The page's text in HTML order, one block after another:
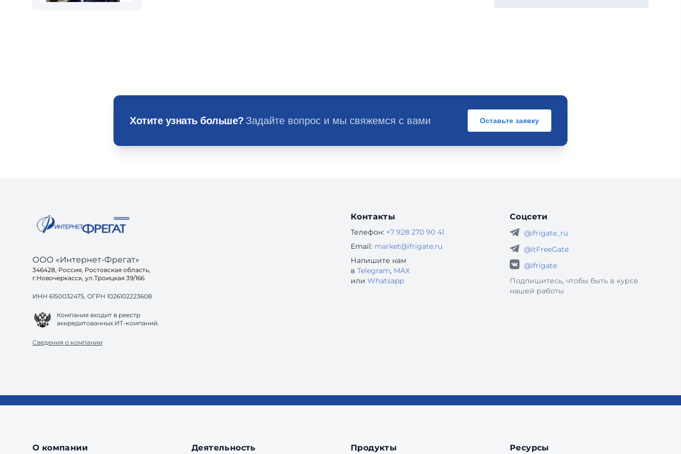
Хотите узнать больше? Задайте вопрос и мы свяжемся с вами Оставьте заявку
ООО «Интернет-Фрегат»
346428, Россия, Ростовская область,
г.Новочеркасск, ул.Троицкая 39/166
ИНН 6150032475, ОГРН 1026102223608
Компания входит в реестр
аккредитованных ИТ-компаний.
Сведения о компании
Контакты
Телефон: +7 928 270 90 41
Email: market@ifrigate.ru
Напишите нам
в Telegram, MAX
или Whatsapp
Соцсети
@ifrigate_ru
@itFreeGate
@ifrigate
Подпишитесь, чтобы быть в курсе
нашей работы
О компании Деятельность Продукты Ресурсы